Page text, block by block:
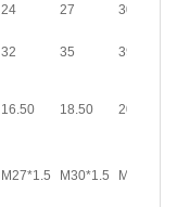
24 27 30
32 35 39
16.50 18.50 20.50
M27*1.5 M30*1.5 M33*1.5